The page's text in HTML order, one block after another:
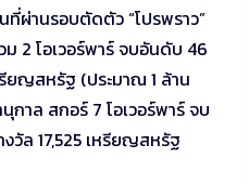
ผ่านรอบตัดตัว “โปรพราว”
2 โอเวอร์พาร์ จบอันดับ 46
ยญสหรัฐ (ประมาณ 1 ล้าน
นุกาล สกอร์ 7 โอเวอร์พาร์ จบ
วัล 17,525 เหรียญสหรัฐ